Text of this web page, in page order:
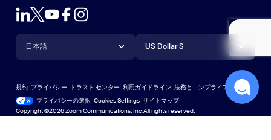
Outlook プラグイン
Androidアプリ
デモを申し込む
ウェビナーとイベント
Zoom Experience CenterZoom Experience Center
アカウント
サポートセンター
ラーニングセンター
テクニカルコンテンツライブラリテクニカルコンテンツライブラ
フィードバック
言語
日本語
English
Español
通貨
US Dollar $
Copyright ©2026 Zoom Communications, Inc.All rights reserved.
規約 プライバシー トラスト センター 利用ガイドライン 法務とコンプライアンス
プライバシーの選択 Cookies Settings サイトマップ
サイトマップ